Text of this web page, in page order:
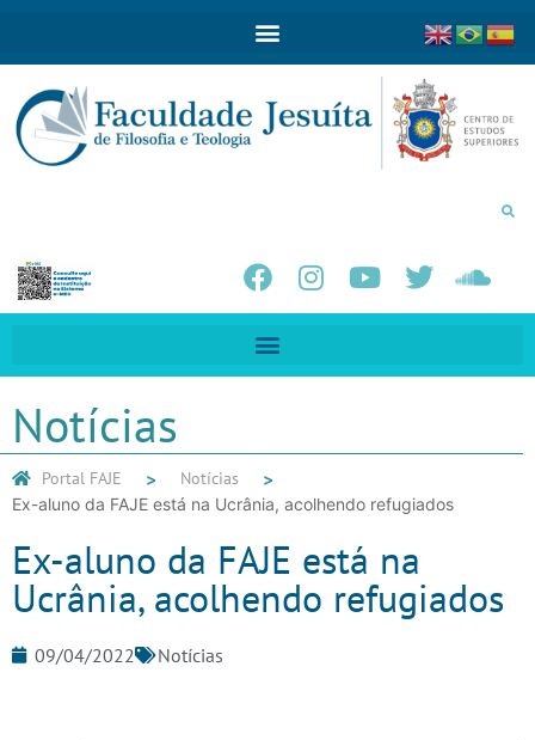
Notícias
Portal FAJE Notícias
Ex-aluno da FAJE está na Ucrânia, acolhendo refugiados
Ex-aluno da FAJE está na
Ucrânia, acolhendo refugiados
09/04/2022 Notícias